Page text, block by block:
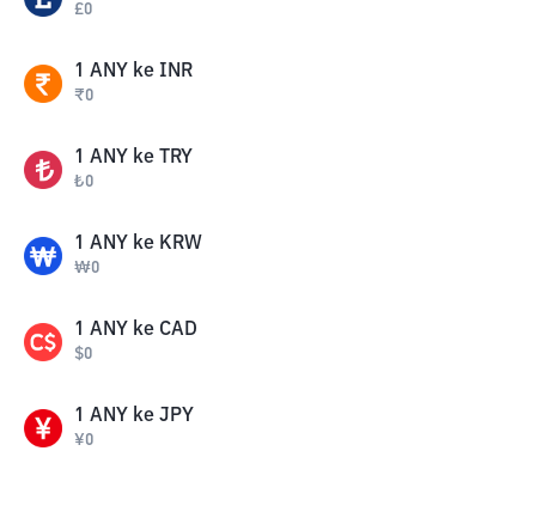
£0
1 ANY ke INR
₹0
1 ANY ke TRY
₺0
1 ANY ke KRW
₩0
1 ANY ke CAD
$0
1 ANY ke JPY
¥0